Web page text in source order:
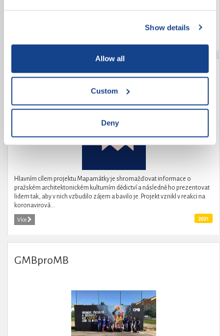
Show details
Allow all
Custom
Deny
Mapamátky
Hlavním cílem projektu Mapamátky je shromažďovat informace o
pražském architektonickém kulturním dědictví a následně ho prezentovat
lidem tak, aby v nich vzbudilo zájem a bavilo je. Projekt vznikl v reakci na
koronavirová...
Více 2021
GMBproMB